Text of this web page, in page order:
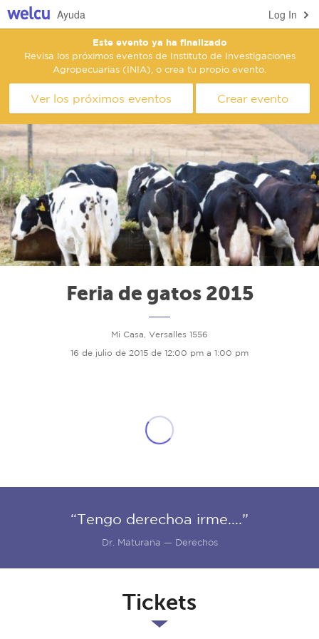
Log In
Ayuda
Este evento ya ha finalizado
Revisa los próximos eventos de Instituto de Investigaciones
Agropecuarias (INIA), o crea tu propio evento.
Ver los próximos eventos Crear evento
Feria de gatos 2015
Mi Casa, Versalles 1556
16 de julio de 2015 de 12:00 pm a 1:00 pm
“Tengo derechoa irme....”
Dr. Maturana — Derechos
Tickets